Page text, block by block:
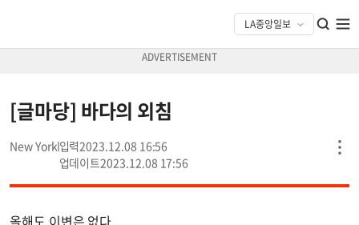
[글마당] 바다의 외침
New York
2023.12.08 16:56
2023.12.08 17:56
올해도 이변은 없다